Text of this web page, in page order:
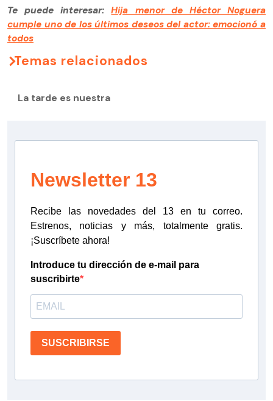
Te puede interesar:Hija menor de Héctor Noguera
cumple uno de los últimos deseos del actor: emocionó a
todos
Temas relacionados
La tarde es nuestra
Newsletter 13
Recibe las novedades del 13 en tu correo.
Estrenos, noticias y más, totalmente gratis.
¡Suscríbete ahora!
Introduce tu dirección de e-mail para
suscribirte
SUSCRIBIRSE